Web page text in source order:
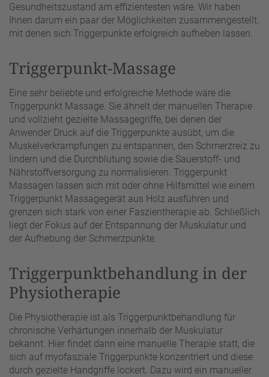
Gesundheitszustand am effizientesten wäre. Wir haben
Ihnen darum ein paar der Möglichkeiten zusammengestellt,
mit denen sich Triggerpunkte erfolgreich aufheben lassen.
Triggerpunkt-Massage
Eine sehr beliebte und erfolgreiche Methode wäre die
Triggerpunkt Massage. Sie ähnelt der manuellen Therapie
und vollzieht gezielte Massagegriffe, bei denen der
Anwender Druck auf die Triggerpunkte ausübt, um die
Muskelverkrampfungen zu entspannen, den Schmerzreiz zu
lindern und die Durchblutung sowie die Sauerstoff- und
Nährstoffversorgung zu normalisieren. Triggerpunkt
Massagen lassen sich mit oder ohne Hilfsmittel wie einem
Triggerpunkt Massagegerät aus Holz ausführen und
grenzen sich stark von einer Faszientherapie ab. Schließlich
liegt der Fokus auf der Entspannung der Muskulatur und
der Aufhebung der Schmerzpunkte.
Triggerpunktbehandlung in der
Physiotherapie
Die Physiotherapie ist als Triggerpunktbehandlung für
chronische Verhärtungen innerhalb der Muskulatur
bekannt. Hier findet dann eine manuelle Therapie statt, die
sich auf myofasziale Triggerpunkte konzentriert und diese
durch gezielte Handgriffe lockert. Dazu wird ein manueller